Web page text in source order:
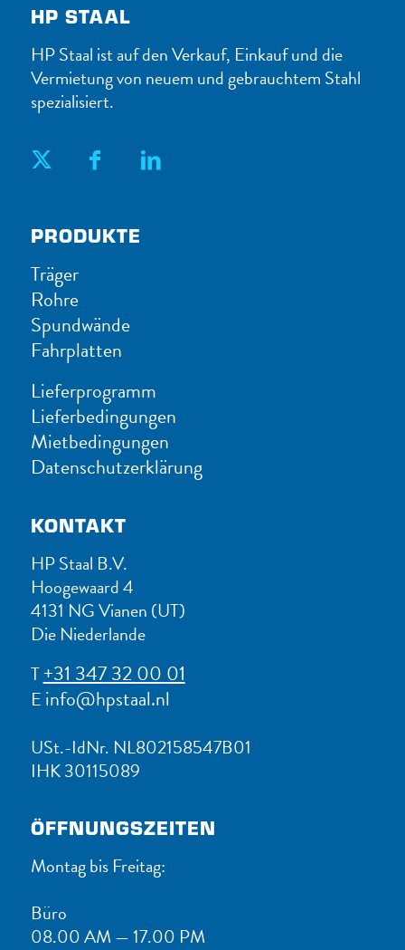
HP STAAL
HP Staal ist auf den Verkauf, Einkauf und die
Vermietung von neuem und gebrauchtem Stahl
spezialisiert.
PRODUKTE
Träger
Rohre
Spundwände
Fahrplatten
Lieferprogramm
Lieferbedingungen
Mietbedingungen
Datenschutzerklärung
KONTAKT
HP Staal B.V.
Hoogewaard 4
4131 NG Vianen (UT)
Die Niederlande
T+31 347 32 00 01
E info@hpstaal.nl
USt.-IdNr. NL802158547B01
IHK 30115089
ÖFFNUNGSZEITEN
Montag bis Freitag:
Büro
08.00 AM — 17.00 PM